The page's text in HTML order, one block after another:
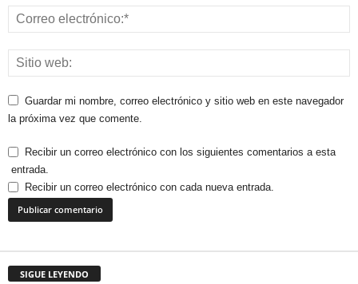
Guardar mi nombre, correo electrónico y sitio web en este navegador
la próxima vez que comente.
Recibir un correo electrónico con los siguientes comentarios a esta
entrada.
Recibir un correo electrónico con cada nueva entrada.
SIGUE LEYENDO